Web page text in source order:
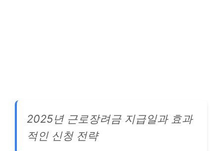
2025년 근로장려금 지급일과 효과
적인 신청 전략